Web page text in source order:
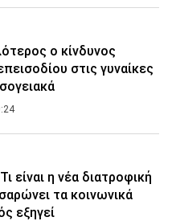
ο κίνδυνος
στις γυναίκες
είναι η νέα διατροφική
τα κοινωνικά
εξηγεί